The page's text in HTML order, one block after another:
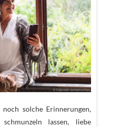
noch solche Erinnerungen,
lassen, liebe